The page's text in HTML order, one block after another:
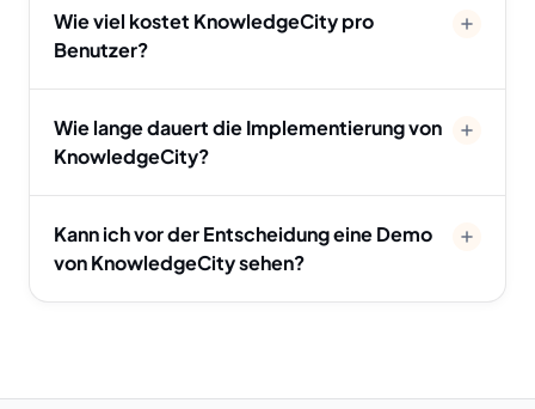
Wie viel kostet KnowledgeCity pro
Benutzer?
Wie lange dauert die Implementierung von
KnowledgeCity?
Kann ich vor der Entscheidung eine Demo
von KnowledgeCity sehen?